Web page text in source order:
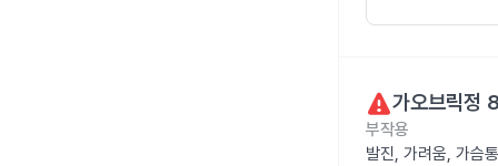
가오브릭정
부작용
발진, 가려움, 가슴